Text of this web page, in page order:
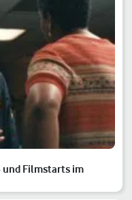
und Filmstarts im